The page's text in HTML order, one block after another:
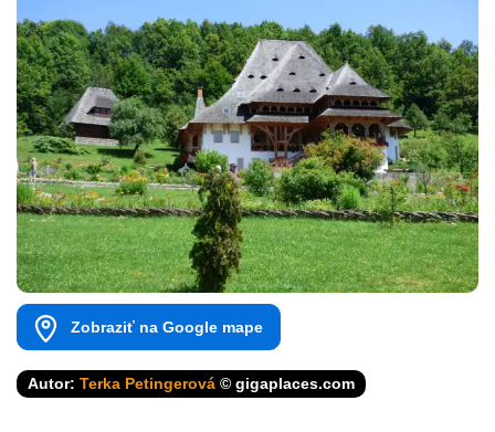
Zobraziť na Google mape
Autor: Terka Petingerová © gigaplaces.com